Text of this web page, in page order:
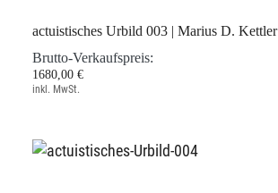
actuistisches Urbild 003 | Marius D. Kettler
Brutto-Verkaufspreis:
1680,00 €
inkl. MwSt.